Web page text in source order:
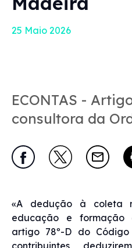
25 Maio 2026
ECONTAS -
consultora da
«A dedução à coleta
educação e formação
artigo 78º-D do
contribuintes